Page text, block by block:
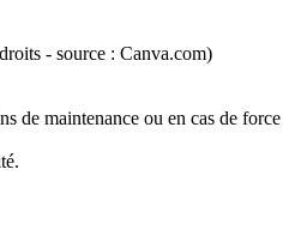
- source : Canva.com)
de maintenance ou en cas de